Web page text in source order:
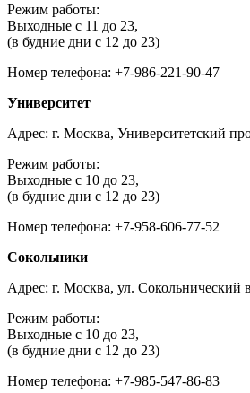
Режим работы:
Выходные с 11 до 23,
(в будние дни с 12 до 23)
Номер телефона: +7-986-221-90-47
Университет
Адрес: г. Москва, Университетский
Режим работы:
Выходные с 10 до 23,
(в будние дни с 12 до 23)
Номер телефона: +7-958-606-77-52
Сокольники
Адрес: г. Москва, ул. Сокольнический
Режим работы:
Выходные с 10 до 23,
(в будние дни с 12 до 23)
Номер телефона: +7-985-547-86-83